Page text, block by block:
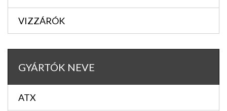
VIZZÁRÓK
GYÁRTÓK NEVE
ATX